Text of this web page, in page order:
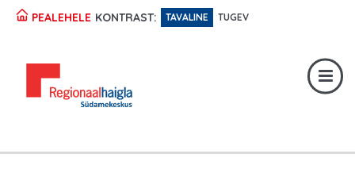
PEALEHELE KONTRAST: TAVALINE TUGEV
617 1049
Erakorraline abi:
Digiregistratuur: